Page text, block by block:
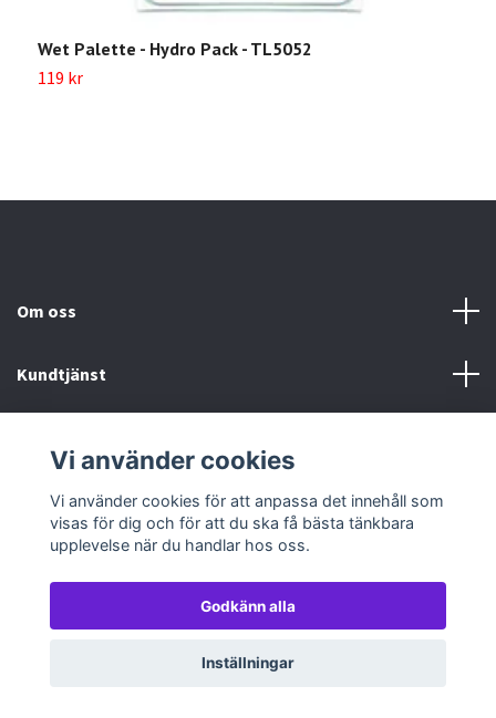
Wet Palette - Hydro Pack - TL5052
119 kr
Om oss
Kundtjänst
Sociala medier
© 2026 TableTopGames
Vi använder cookies
Vi använder cookies för att anpassa det innehåll som
visas för dig och för att du ska få bästa tänkbara
upplevelse när du handlar hos oss.
Godkänn alla
Inställningar